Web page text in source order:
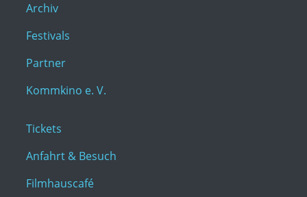
Archiv
Festivals
Partner
Kommkino e. V.
Tickets
Anfahrt & Besuch
Filmhauscafé